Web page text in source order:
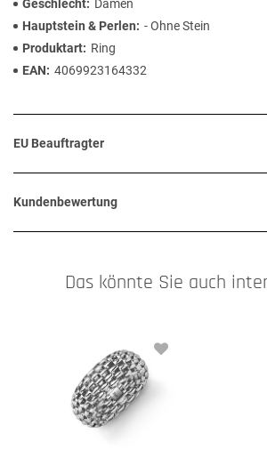
Geschlecht
Damen
Hauptstein & Perlen
- Ohne Stein
Produktart
Ring
EAN
4069923164332
EU Beauftragter
Kundenbewertung
Das könnte Sie auch